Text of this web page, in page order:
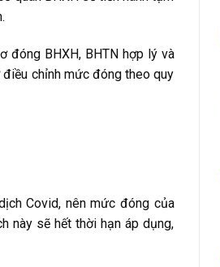
đóng BHXH, BHTN hợp lý và
chỉnh mức đóng theo quy
Covid, nên mức đóng của
này sẽ hết thời hạn áp dụng,